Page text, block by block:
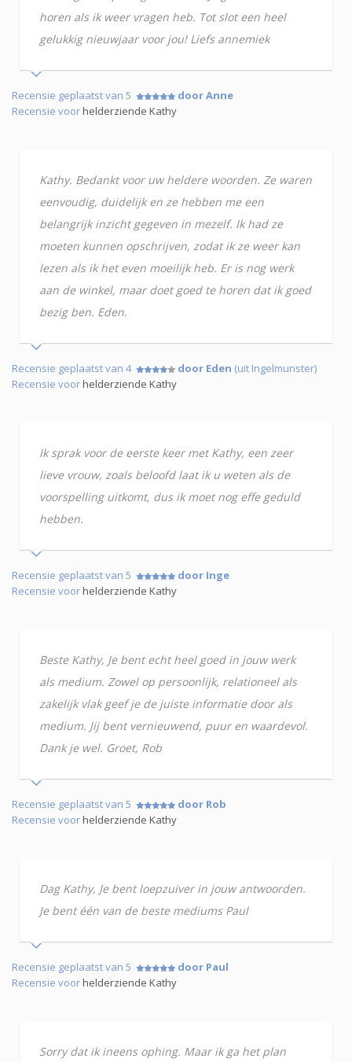
horen als ik weer vragen heb. Tot slot een heel
gelukkig nieuwjaar voor jou! Liefs annemiek
Recensie geplaatst van 5
door Anne
Recensie voorhelderziende Kathy
Kathy. Bedankt voor uw heldere woorden. Ze waren
eenvoudig, duidelijk en ze hebben me een
belangrijk inzicht gegeven in mezelf. Ik had ze
moeten kunnen opschrijven, zodat ik ze weer kan
lezen als ik het even moeilijk heb. Er is nog werk
aan de winkel, maar doet goed te horen dat ik goed
bezig ben. Eden.
Recensie geplaatst van 4 door Eden (uit Ingelmunster)
Recensie voorhelderziende Kathy
Ik sprak voor de eerste keer met Kathy, een zeer
lieve vrouw, zoals beloofd laat ik u weten als de
voorspelling uitkomt, dus ik moet nog effe geduld
hebben.
Recensie geplaatst van 5
door Inge
Recensie voorhelderziende Kathy
Beste Kathy, Je bent echt heel goed in jouw werk
als medium. Zowel op persoonlijk, relationeel als
zakelijk vlak geef je de juiste informatie door als
medium. Jij bent vernieuwend, puur en waardevol.
Dank je wel. Groet, Rob
Recensie geplaatst van 5
door Rob
Recensie voorhelderziende Kathy
Dag Kathy, Je bent loepzuiver in jouw antwoorden.
Je bent één van de beste mediums Paul
Recensie geplaatst van 5
door Paul
Recensie voorhelderziende Kathy
Sorry dat ik ineens ophing. Maar ik ga het plan